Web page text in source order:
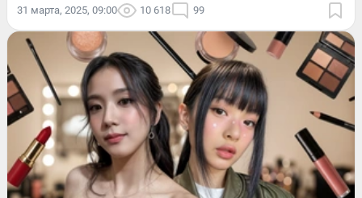
31 марта, 2025, 09:00 10 618 99